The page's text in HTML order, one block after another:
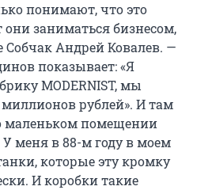
понимают, что это
заниматься бизнесом,
Собчак Андрей Ковалев. —
показывает: «Я
MODERNIST, мы
миллионов рублей». И там
маленьком помещении
меня в 88-м году в моем
которые эту кромку
И коробки такие